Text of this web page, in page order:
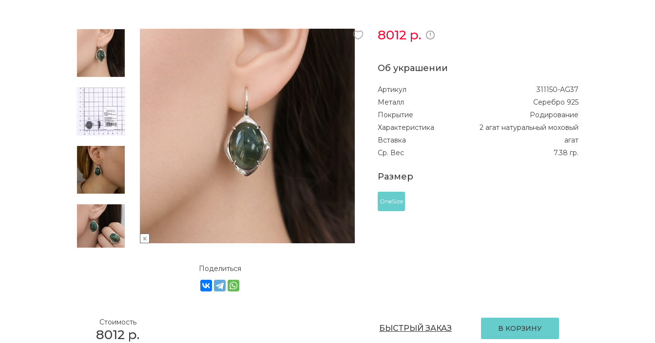
K
Поделиться
8012 р.
Об украшении
Артикул
311150-AG37
Металл
Серебро 925
Покрытие
Родирование
Характеристика
2 агат натуральный моховый
Вставка
агат
Ср. Вес
7.38 гр.
Размер
OneSize
Стоимость
8012 р. БЫСТРЫЙ ЗАКАЗ В КОРЗИНУ